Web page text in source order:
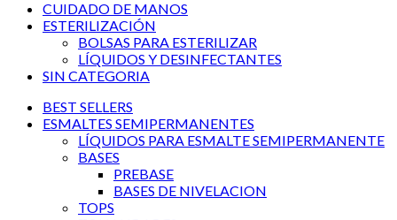
CUIDADO DE MANOS
ESTERILIZACIÓN
BOLSAS PARA ESTERILIZAR
LÍQUIDOS Y DESINFECTANTES
SIN CATEGORIA
BEST SELLERS
ESMALTES SEMIPERMANENTES
LÍQUIDOS PARA ESMALTE SEMIPERMANENTE
BASES
PREBASE
BASES DE NIVELACION
TOPS